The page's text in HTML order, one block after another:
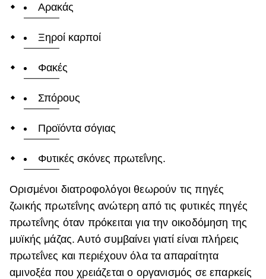
Αρακάς
Ξηροί καρποί
Φακές
Σπόρους
Προϊόντα σόγιας
Φυτικές σκόνες πρωτεΐνης.
Ορισμένοι διατροφολόγοι θεωρούν τις πηγές
ζωικής πρωτεΐνης ανώτερη από τις φυτικές πηγές
πρωτεΐνης όταν πρόκειται για την οικοδόμηση της
μυϊκής μάζας. Αυτό συμβαίνει γιατί είναι πλήρεις
πρωτεΐνες και περιέχουν όλα τα απαραίτητα
αμινοξέα που χρειάζεται ο οργανισμός σε επαρκείς